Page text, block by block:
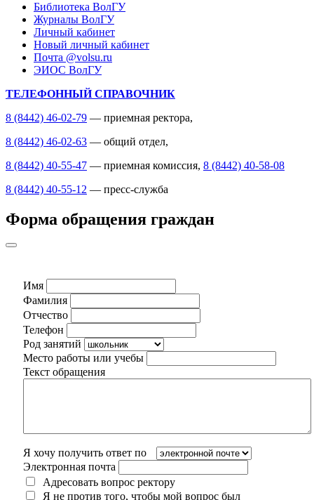
Библиотека ВолГУ
Журналы ВолГУ
Личный кабинет
Новый личный кабинет
Почта @volsu.ru
ЭИОС ВолГУ
ТЕЛЕФОННЫЙ СПРАВОЧНИК
8 (8442) 46-02-79 — приемная ректора,
8 (8442) 46-02-63 — общий отдел,
8 (8442) 40-55-47 — приемная комиссия, 8 (8442) 40-58-08
8 (8442) 40-55-12 — пресс-служба
Форма обращения граждан
Имя
Фамилия
Отчество
Телефон
Род занятий
Место работы или учебы
Текст обращения
Я хочу получить ответ по
Электронная почта
Адресовать вопрос ректору
Я не против того, чтобы мой вопрос был